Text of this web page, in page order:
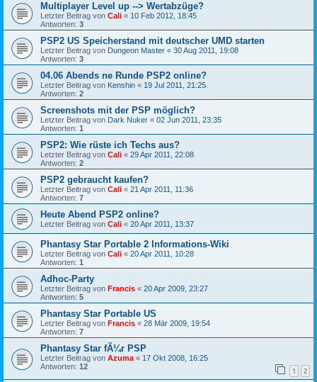
Multiplayer Level up --> Wertabzüge?
Letzter Beitrag von Cali « 10 Feb 2012, 18:45
Antworten: 3
PSP2 US Speicherstand mit deutscher UMD starten
Letzter Beitrag von Dungeon Master « 30 Aug 2011, 19:08
Antworten: 3
04.06 Abends ne Runde PSP2 online?
Letzter Beitrag von Kenshin « 19 Jul 2011, 21:25
Antworten: 2
Screenshots mit der PSP möglich?
Letzter Beitrag von Dark Nuker « 02 Jun 2011, 23:35
Antworten: 1
PSP2: Wie rüste ich Techs aus?
Letzter Beitrag von Cali « 29 Apr 2011, 22:08
Antworten: 2
PSP2 gebraucht kaufen?
Letzter Beitrag von Cali « 21 Apr 2011, 11:36
Antworten: 7
Heute Abend PSP2 online?
Letzter Beitrag von Cali « 20 Apr 2011, 13:37
Phantasy Star Portable 2 Informations-Wiki
Letzter Beitrag von Cali « 20 Apr 2011, 10:28
Antworten: 1
Adhoc-Party
Letzter Beitrag von Francis « 20 Apr 2009, 23:27
Antworten: 5
Phantasy Star Portable US
Letzter Beitrag von Francis « 28 Mär 2009, 19:54
Antworten: 7
Phantasy Star fÃ¼r PSP
Letzter Beitrag von Azuma « 17 Okt 2008, 16:25
Antworten: 12 1 2